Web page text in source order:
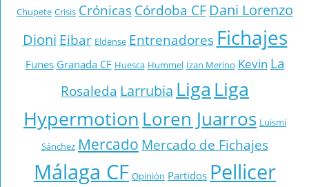
Chupete Crisis Crónicas Córdoba CF Dani Lorenzo
Dioni Eibar Eldense Entrenadores Fichajes
Funes Granada CF Huesca Hummel Izan Merino Kevin La
Rosaleda Larrubia Liga Liga
Hypermotion Loren Juarros Luismi
Sánchez Mercado Mercado de Fichajes
Málaga CF Opinión Partidos Pellicer